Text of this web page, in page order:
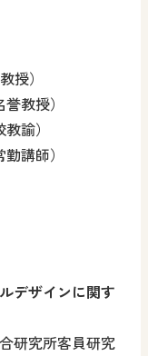
授）
教授）
諭）
講師）
デザインに関す
研究所客員研究